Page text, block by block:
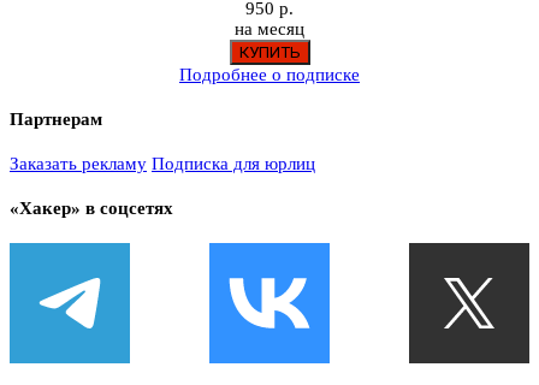
950 р.
на месяц
Подробнее о подписке
Партнерам
Заказать рекламу Подписка для юрлиц
«Хакер» в соцсетях